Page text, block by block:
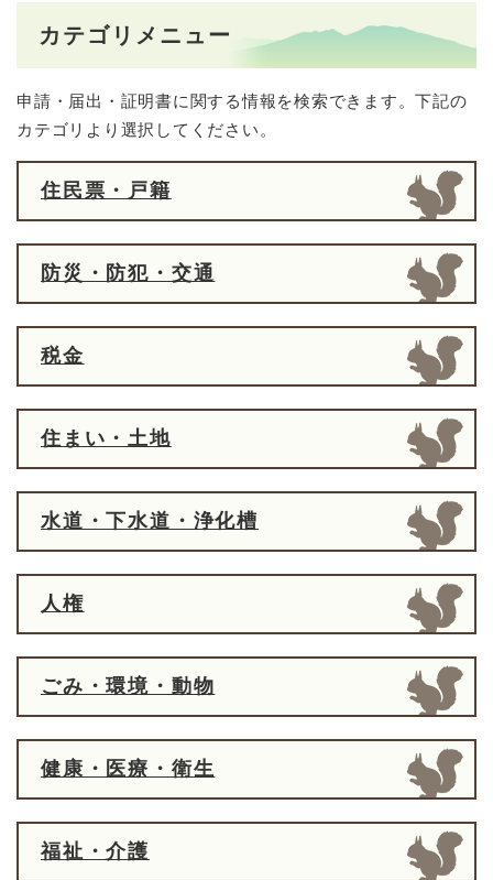
カテゴリメニュー
申請・届出・証明書に関する情報を検索できます。下記の
カテゴリより選択してください。
住民票・戸籍
防災・防犯・交通
税金
住まい・土地
水道・下水道・浄化槽
人権
ごみ・環境・動物
健康・医療・衛生
福祉・介護